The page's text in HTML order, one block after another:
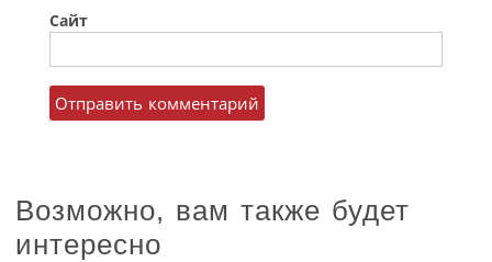
Сайт
Возможно, вам также будет
интересно